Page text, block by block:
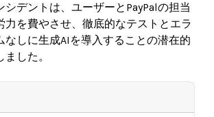
シデントは、ユーザーとPayPalの担当
力を費やさせ、徹底的なテストとエラ
なしに生成AIを導入することの潜在的
した。